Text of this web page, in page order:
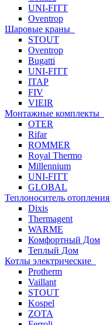
UNI-FITT
Oventrop
Шаровые краны
STOUT
Oventrop
Bugatti
UNI-FITT
ITAP
FIV
VIEIR
Монтажные комплекты
OTER
Rifar
ROMMER
Royal Thermo
Millennium
UNI-FITT
GLOBAL
Теплоноситель отопления
Dixis
Thermagent
WARME
Комфортный Дом
Теплый Дом
Котлы электрические
Protherm
Vaillant
STOUT
Kospel
ZOTA